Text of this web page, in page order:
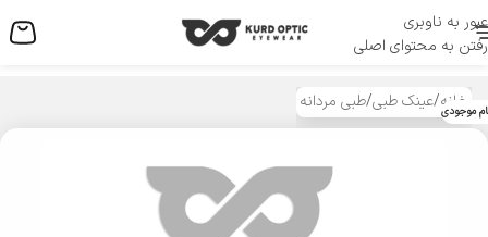
عبور به ناوبری
رفتن به محتوای اصلی
منو
خانه/عینک طبی/طبی مردانه موجودی